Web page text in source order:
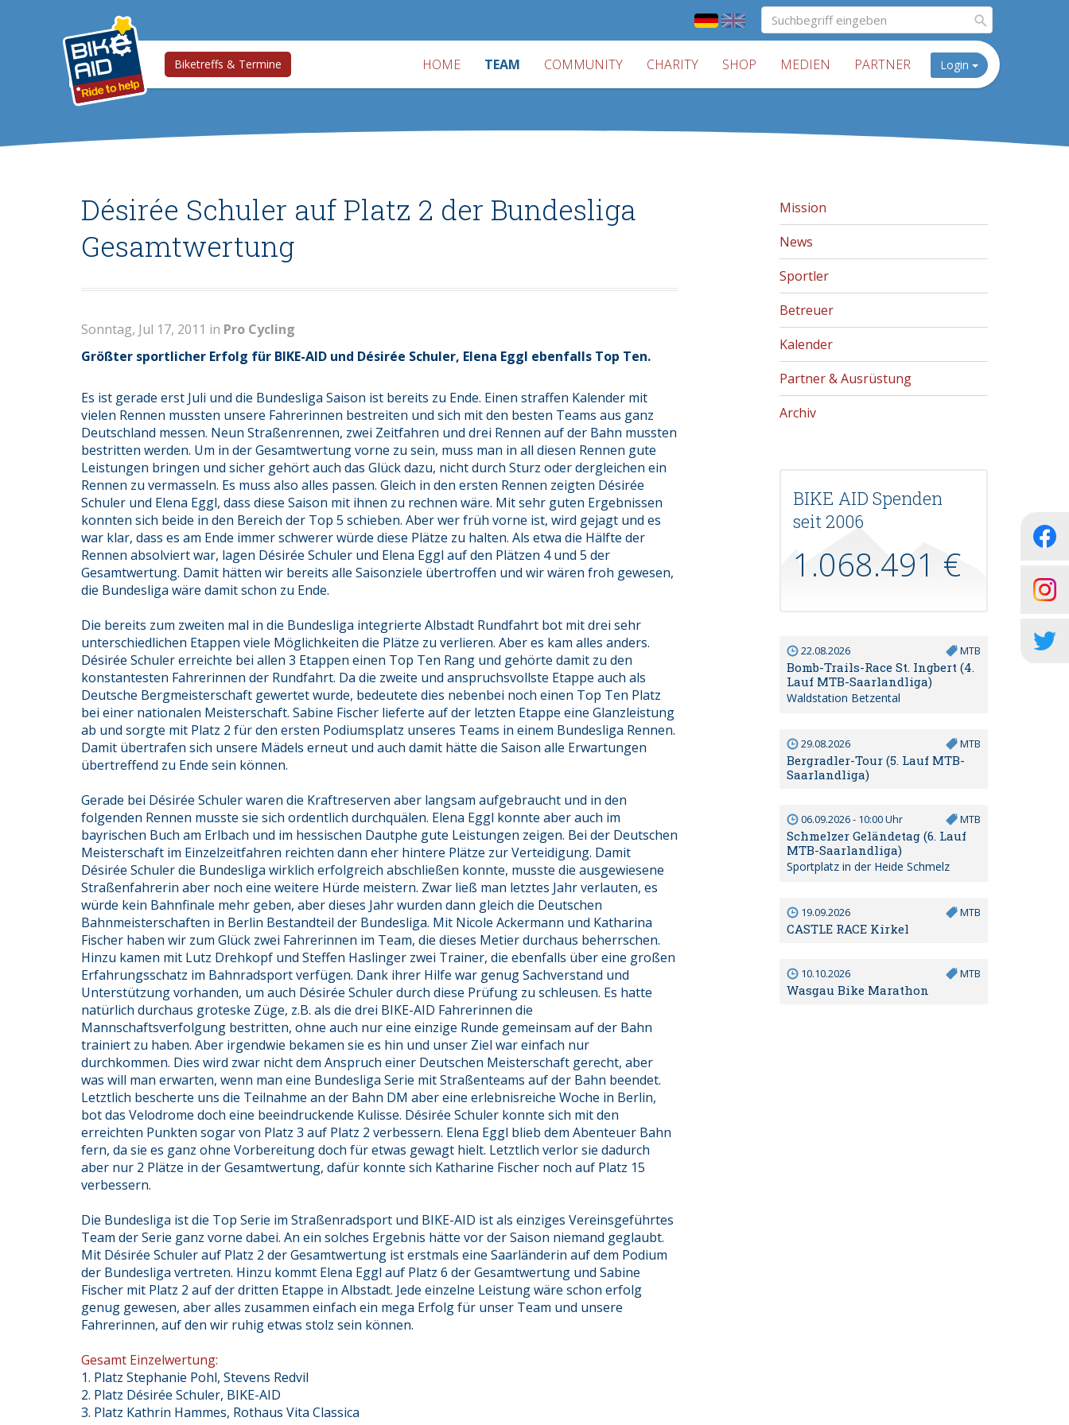
Biketreffs & Termine HOME TEAM COMMUNITY CHARITY SHOP MEDIEN PARTNER Login
Désirée Schuler auf Platz 2 der Bundesliga
Gesamtwertung
Sonntag, Jul 17, 2011 in Pro Cycling
Größter sportlicher Erfolg für BIKE-AID und Désirée Schuler, Elena Eggl ebenfalls Top Ten.
Es ist gerade erst Juli und die Bundesliga Saison ist bereits zu Ende. Einen straffen Kalender mit
vielen Rennen mussten unsere Fahrerinnen bestreiten und sich mit den besten Teams aus ganz
Deutschland messen. Neun Straßenrennen, zwei Zeitfahren und drei Rennen auf der Bahn mussten
bestritten werden. Um in der Gesamtwertung vorne zu sein, muss man in all diesen Rennen gute
Leistungen bringen und sicher gehört auch das Glück dazu, nicht durch Sturz oder dergleichen ein
Rennen zu vermasseln. Es muss also alles passen. Gleich in den ersten Rennen zeigten Désirée
Schuler und Elena Eggl, dass diese Saison mit ihnen zu rechnen wäre. Mit sehr guten Ergebnissen
konnten sich beide in den Bereich der Top 5 schieben. Aber wer früh vorne ist, wird gejagt und es
war klar, dass es am Ende immer schwerer würde diese Plätze zu halten. Als etwa die Hälfte der
Rennen absolviert war, lagen Désirée Schuler und Elena Eggl auf den Plätzen 4 und 5 der
Gesamtwertung. Damit hätten wir bereits alle Saisonziele übertroffen und wir wären froh gewesen,
die Bundesliga wäre damit schon zu Ende.
Die bereits zum zweiten mal in die Bundesliga integrierte Albstadt Rundfahrt bot mit drei sehr
unterschiedlichen Etappen viele Möglichkeiten die Plätze zu verlieren. Aber es kam alles anders.
Désirée Schuler erreichte bei allen 3 Etappen einen Top Ten Rang und gehörte damit zu den
konstantesten Fahrerinnen der Rundfahrt. Da die zweite und anspruchsvollste Etappe auch als
Deutsche Bergmeisterschaft gewertet wurde, bedeutete dies nebenbei noch einen Top Ten Platz
bei einer nationalen Meisterschaft. Sabine Fischer lieferte auf der letzten Etappe eine Glanzleistung
ab und sorgte mit Platz 2 für den ersten Podiumsplatz unseres Teams in einem Bundesliga Rennen.
Damit übertrafen sich unsere Mädels erneut und auch damit hätte die Saison alle Erwartungen
übertreffend zu Ende sein können.
Gerade bei Désirée Schuler waren die Kraftreserven aber langsam aufgebraucht und in den
folgenden Rennen musste sie sich ordentlich durchquälen. Elena Eggl konnte aber auch im
bayrischen Buch am Erlbach und im hessischen Dautphe gute Leistungen zeigen. Bei der Deutschen
Meisterschaft im Einzelzeitfahren reichten dann eher hintere Plätze zur Verteidigung. Damit
Désirée Schuler die Bundesliga wirklich erfolgreich abschließen konnte, musste die ausgewiesene
Straßenfahrerin aber noch eine weitere Hürde meistern. Zwar ließ man letztes Jahr verlauten, es
würde kein Bahnfinale mehr geben, aber dieses Jahr wurden dann gleich die Deutschen
Bahnmeisterschaften in Berlin Bestandteil der Bundesliga. Mit Nicole Ackermann und Katharina
Fischer haben wir zum Glück zwei Fahrerinnen im Team, die dieses Metier durchaus beherrschen.
Hinzu kamen mit Lutz Drehkopf und Steffen Haslinger zwei Trainer, die ebenfalls über eine großen
Erfahrungsschatz im Bahnradsport verfügen. Dank ihrer Hilfe war genug Sachverstand und
Unterstützung vorhanden, um auch Désirée Schuler durch diese Prüfung zu schleusen. Es hatte
natürlich durchaus groteske Züge, z.B. als die drei BIKE-AID Fahrerinnen die
Mannschaftsverfolgung bestritten, ohne auch nur eine einzige Runde gemeinsam auf der Bahn
trainiert zu haben. Aber irgendwie bekamen sie es hin und unser Ziel war einfach nur
durchkommen. Dies wird zwar nicht dem Anspruch einer Deutschen Meisterschaft gerecht, aber
was will man erwarten, wenn man eine Bundesliga Serie mit Straßenteams auf der Bahn beendet.
Letztlich bescherte uns die Teilnahme an der Bahn DM aber eine erlebnisreiche Woche in Berlin,
bot das Velodrome doch eine beeindruckende Kulisse. Désirée Schuler konnte sich mit den
erreichten Punkten sogar von Platz 3 auf Platz 2 verbessern. Elena Eggl blieb dem Abenteuer Bahn
fern, da sie es ganz ohne Vorbereitung doch für etwas gewagt hielt. Letztlich verlor sie dadurch
aber nur 2 Plätze in der Gesamtwertung, dafür konnte sich Katharine Fischer noch auf Platz 15
verbessern.
Die Bundesliga ist die Top Serie im Straßenradsport und BIKE-AID ist als einziges Vereinsgeführtes
Team der Serie ganz vorne dabei. An ein solches Ergebnis hätte vor der Saison niemand geglaubt.
Mit Désirée Schuler auf Platz 2 der Gesamtwertung ist erstmals eine Saarländerin auf dem Podium
der Bundesliga vertreten. Hinzu kommt Elena Eggl auf Platz 6 der Gesamtwertung und Sabine
Fischer mit Platz 2 auf der dritten Etappe in Albstadt. Jede einzelne Leistung wäre schon erfolg
genug gewesen, aber alles zusammen einfach ein mega Erfolg für unser Team und unsere
Fahrerinnen, auf den wir ruhig etwas stolz sein können.
Gesamt Einzelwertung:
1. Platz Stephanie Pohl, Stevens Redvil
2. Platz Désirée Schuler, BIKE-AID
3. Platz Kathrin Hammes, Rothaus Vita Classica
Mission
News
Sportler
Betreuer
Kalender
Partner & Ausrüstung
Archiv
BIKE AID Spenden
seit 2006
1.068.491 €
22.08.2026 MTB
Bomb-Trails-Race St. Ingbert (4.
Lauf MTB-Saarlandliga)
Waldstation Betzental
29.08.2026 MTB
Bergradler-Tour (5. Lauf MTB-
Saarlandliga)
06.09.2026 - 10:00 Uhr MTB
Schmelzer Geländetag (6. Lauf
MTB-Saarlandliga)
Sportplatz in der Heide Schmelz
19.09.2026 MTB
CASTLE RACE Kirkel
10.10.2026 MTB
Wasgau Bike Marathon